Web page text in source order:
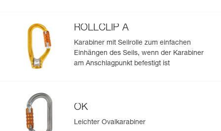
ROLLCLIP A
Karabiner mit Seilrolle zum einfachen
Einhängen des Seils, wenn der Karabiner
am Anschlagpunkt befestigt ist
OK
Leichter Ovalkarabiner